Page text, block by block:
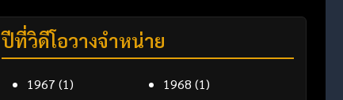
ปีที่วิดีโอวางจำหน่าย
1967 (1) 1968 (1)